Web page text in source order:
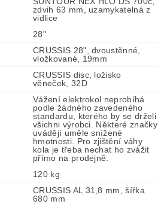
zdvih 63 mm, uzamykatelná z
vidlice
28"
CRUSSIS 28", dvoustěnné,
vložkované, 19mm
CRUSSIS disc, ložisko
věneček, 32D
Vážení elektrokol neprobíhá
podle žádného zavedeného
standardu, kterého by se drželi
všichni výrobci. Některé značky
uvádějí uměle snížené
hmotnosti. Pro zjištění váhy
kola je třeba nechat ho zvážit
přímo na prodejně.
120 kg
CRUSSIS AL 31,8 mm, šířka
680 mm